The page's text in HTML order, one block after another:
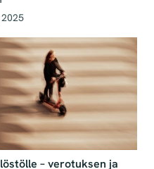
– verotuksen ja